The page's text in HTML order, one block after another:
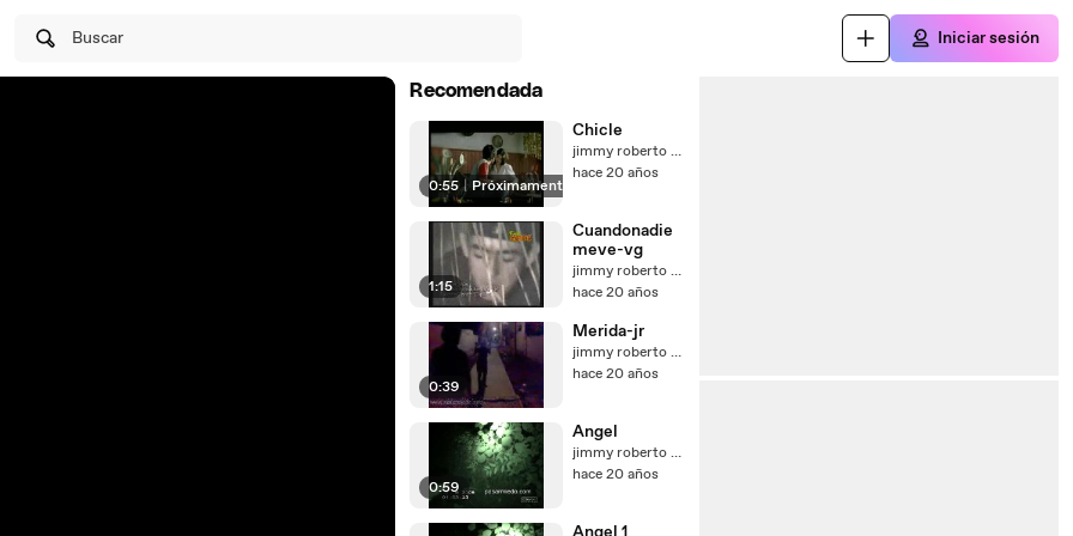
Buscar Iniciar sesión
Recomendada
0:55 | Próximamente
Chicle
jimmy roberto perez gutierrez
hace 20 años
1:15
Cuandonadie
meve-vg
jimmy roberto perez gutierrez
hace 20 años
0:39
Merida-jr
jimmy roberto perez gutierrez
hace 20 años
0:59
Angel
jimmy roberto perez gutierrez
hace 20 años